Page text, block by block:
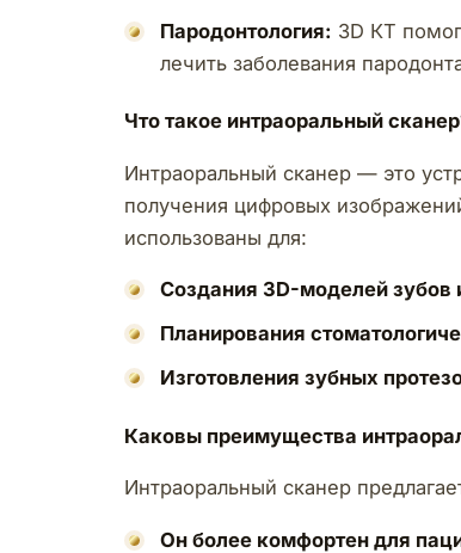
Пародонтология: 3D КТ
лечить заболевания
Что такое интраоральный
Интраоральный сканер — это
получения цифровых
использованы для:
Создания 3D-моделей зубов
Планирования
Изготовления зубных
Каковы преимущества
Интраоральный сканер
Он более комфортен для